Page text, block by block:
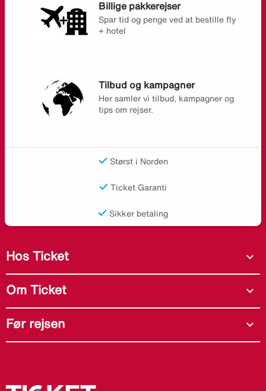
Billige pakkerejser
Spar tid og penge ved at bestille fly
+ hotel
Tilbud og kampagner
Her samler vi tilbud, kampagner og
tips om rejser.
Størst i Norden
Ticket Garanti
Sikker betaling
Hos Ticket expand_more
Om Ticket expand_more
Før rejsen expand_more